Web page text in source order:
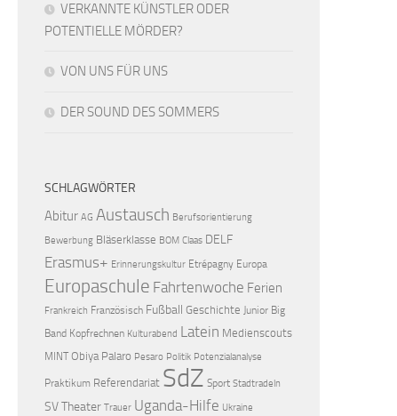
VERKANNTE KÜNSTLER ODER
POTENTIELLE MÖRDER?
VON UNS FÜR UNS
DER SOUND DES SOMMERS
SCHLAGWÖRTER
Abitur AG Austausch Berufsorientierung
Bewerbung Bläserklasse BOM Claas DELF
Erasmus+ Erinnerungskultur Etrépagny Europa
Europaschule Fahrtenwoche Ferien
Frankreich Französisch Fußball Geschichte Junior Big
Band Kopfrechnen Kulturabend Latein Medienscouts
MINT Obiya Palaro Pesaro Politik Potenzialanalyse
Praktikum Referendariat SdZ Sport Stadtradeln
SVTheater Trauer Uganda-Hilfe Ukraine